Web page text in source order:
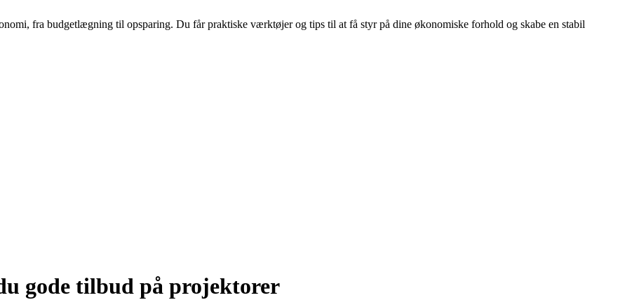
fra budgetlægning til opsparing. Du får praktiske værktøjer og tips til at få styr på dine økonomiske forhold og skabe en stabil
gode tilbud på projektorer